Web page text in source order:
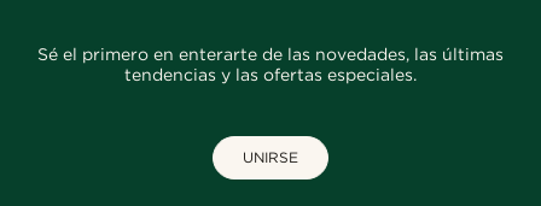
Sé el primero en enterarte de las novedades, las últimas
tendencias y las ofertas especiales.
UNIRSE